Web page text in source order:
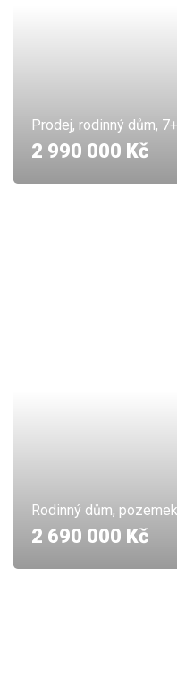
Prodej, rodinný dům,
2 990 000 Kč
Rodinný dům,
2 690 000 Kč